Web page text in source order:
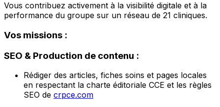
Vous contribuez activement à la visibilité digitale et à la
performance du groupe sur un réseau de 21 cliniques.
Vos missions :
SEO & Production de contenu :
Rédiger des articles, fiches soins et pages locales
en respectant la charte éditoriale CCE et les règles
SEO de crpce.com